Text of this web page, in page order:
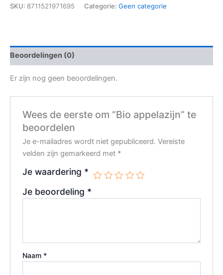
SKU: 8711521971695 Categorie: Geen categorie
Beoordelingen (0)
Er zijn nog geen beoordelingen.
Wees de eerste om “Bio appelazijn” te
beoordelen
Je e-mailadres wordt niet gepubliceerd. Vereiste
velden zijn gemarkeerd met *
Je waardering *
Je beoordeling *
Naam *